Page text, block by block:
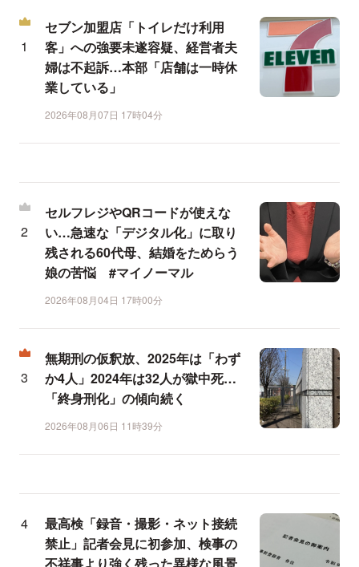
セブン加盟店「トイレだけ利用
客」への強要未遂容疑、経営者夫
婦は不起訴…本部「店舗は一時休
業している」
2026年08月07日 17時04分
セルフレジやQRコードが使えな
い…急速な「デジタル化」に取り
残される60代母、結婚をためらう
娘の苦悩 #マイノーマル
2026年08月04日 17時00分
無期刑の仮釈放、2025年は「わず
か4人」2024年は32人が獄中死…
「終身刑化」の傾向続く
2026年08月06日 11時39分
最高検「録音・撮影・ネット接続
禁止」記者会見に初参加、検事の